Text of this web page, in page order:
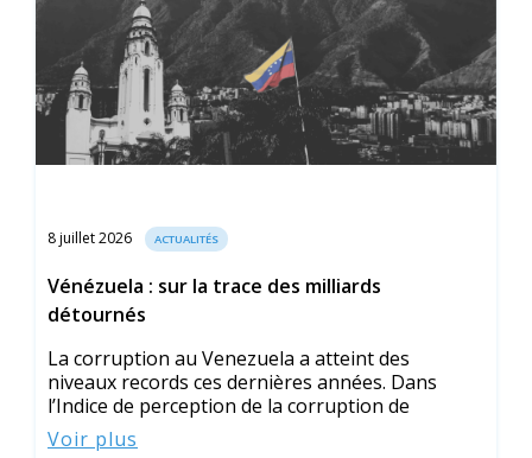
8 juillet 2026 ACTUALITÉS
Vénézuela : sur la trace des milliards
détournés
La corruption au Venezuela a atteint des
niveaux records ces dernières années. Dans
l’Indice de perception de la corruption de
Voir plus